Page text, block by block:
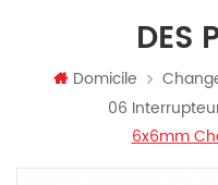
DES
Domicile
06
6x6mm